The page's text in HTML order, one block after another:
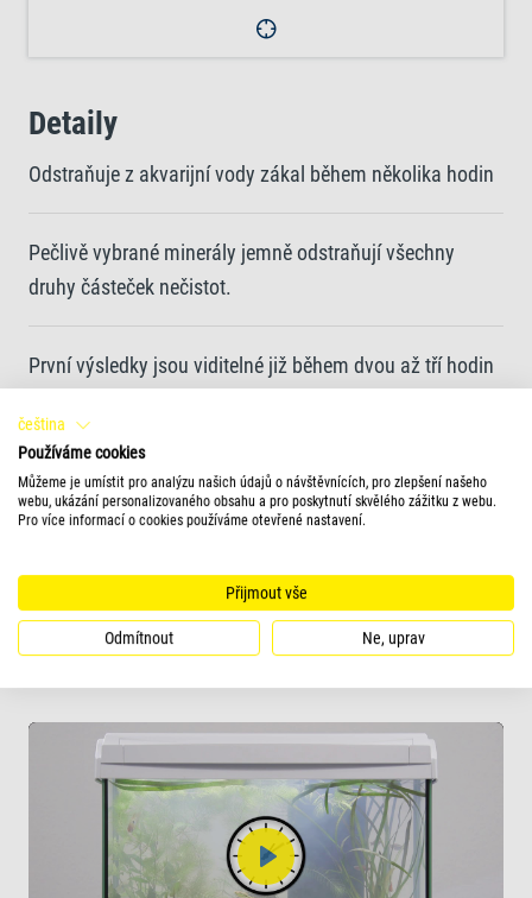
Detaily
Odstraňuje z akvarijní vody zákal během několika hodin
Pečlivě vybrané minerály jemně odstraňují všechny
druhy částeček nečistot.
První výsledky jsou viditelné již během dvou až tří hodin
Křišťálově čistá voda během šesti až dvanácti hodin
Vhodné pro všechna sladkovodní akvária
Není vhodné pro akvária s bezobratlými živočichy, jako
jsou např. plži, krevety a další korýši
Play
čeština
Používáme cookies
Můžeme je umístit pro analýzu našich údajů o návštěvnících, pro zlepšení našeho
webu, ukázání personalizovaného obsahu a pro poskytnutí skvělého zážitku z webu.
Pro více informací o cookies používáme otevřené nastavení.
Přijmout vše
Odmítnout Ne, uprav